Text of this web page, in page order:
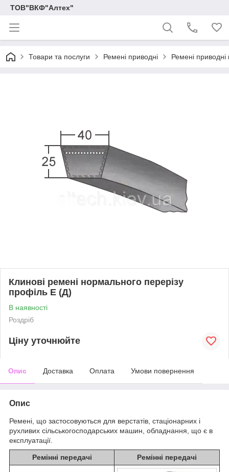
ТОВ"ВКФ"Алтех"
Товари та послуги Ремені приводні Ремені
Клинові ремені нормального перерізу
профіль Е (Д)
В наявності
Роздріб
Ціну уточнюйте
Опис Доставка Оплата Умови повернення
Опис
Ремені, що застосовуються для верстатів, стаціонарних і
рухливих сільськогосподарських машин, обладнання, що є в
експлуатації.
Ремінні передачі Ремінні передачі